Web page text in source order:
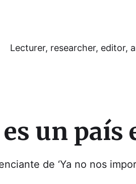
Lecturer, researcher, editor,
es un
de ‘Ya no nos